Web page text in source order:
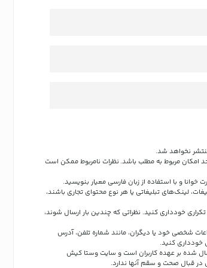
نخواهد شد.
امکان مربوط به مطلب باشد. نظرات نامربوط ممکن است
خوانا و با استفاده از زبان فارسی معیار بنویسید.
لینک‌های تبلیغاتی یا هر نوع محتوای تجاری باشند،
تکراری خودداری کنید. نظراتی که چندین بار ارسال شوند،
شخصی خود یا دیگران، مانند شماره تلفن، آدرس
خودداری کنید.
شده بر عهده کاربران است و سایت وستا کیش
در قبال صحت و سقم آنها ندارد.